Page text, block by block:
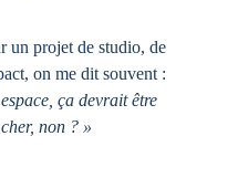
un projet de studio, de
on me dit souvent :
ça devrait être
non ? »